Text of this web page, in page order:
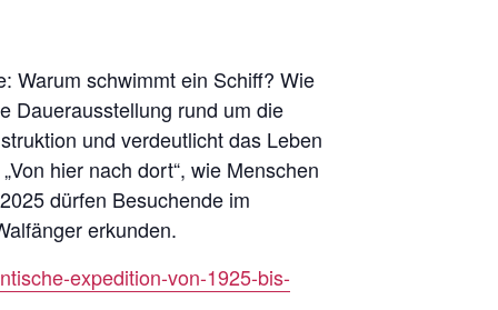
Warum schwimmt ein Schiff? Wie
Dauerausstellung rund um die
und verdeutlicht das Leben
hier nach dort“, wie Menschen
dürfen Besuchende im
erkunden.
expedition-von-1925-bis-